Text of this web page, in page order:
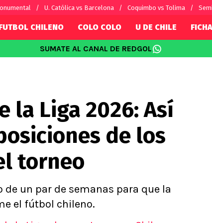
U. Católica vs Barcelona Coquimbo vs Tolima
el mundo
Fútbol Argentino
Fútbol Brasileño
Conference
Ligue 1
Premier
Serie A
CHILENO COLO COLO U DE CHILE
SUMATE AL CANAL DE REDGOL
la Liga 2026: Así
de los
torneo
de un par de semanas para que la
el fútbol chileno.